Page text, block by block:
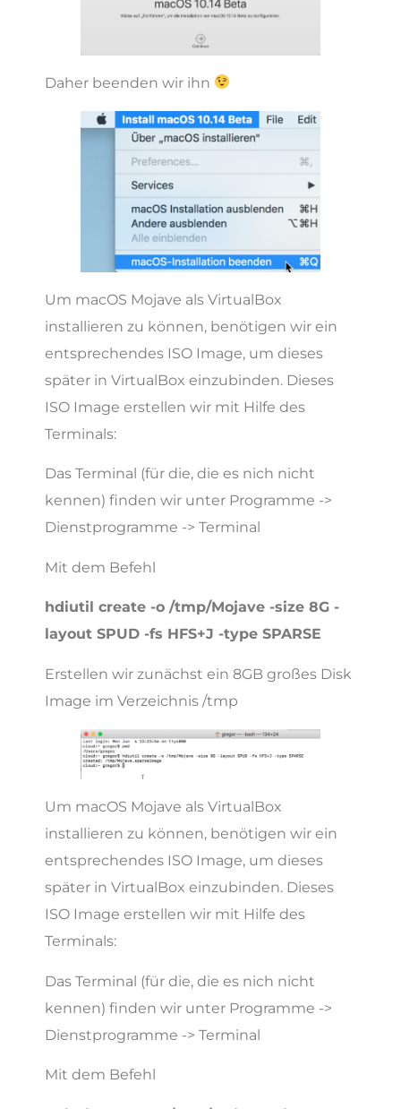
Daher beenden wir ihn
Um macOS Mojave als VirtualBox
installieren zu können, benötigen wir ein
entsprechendes ISO Image, um dieses
später in VirtualBox einzubinden. Dieses
ISO Image erstellen wir mit Hilfe des
Terminals:
Das Terminal (für die, die es nich nicht
kennen) finden wir unter Programme ->
Dienstprogramme -> Terminal
Mit dem Befehl
hdiutil create -o /tmp/Mojave -size 8G -
layout SPUD -fs HFS+J -type SPARSE
Erstellen wir zunächst ein 8GB großes Disk
Image im Verzeichnis /tmp
Um macOS Mojave als VirtualBox
installieren zu können, benötigen wir ein
entsprechendes ISO Image, um dieses
später in VirtualBox einzubinden. Dieses
ISO Image erstellen wir mit Hilfe des
Terminals:
Das Terminal (für die, die es nich nicht
kennen) finden wir unter Programme ->
Dienstprogramme -> Terminal
Mit dem Befehl